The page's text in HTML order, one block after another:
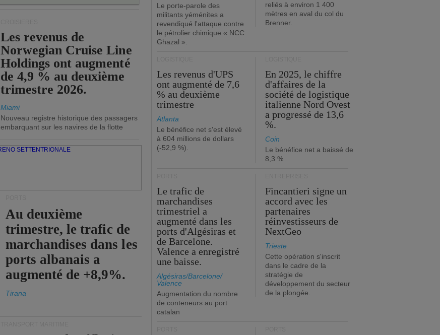
Les revenus de
Norwegian Cruise Line
Holdings ont augmenté
de 4,9 % au deuxième
trimestre 2026.
Miami
Nouveau registre historique des passagers
embarquant sur les navires de la flotte
Au deuxième
trimestre, le trafic de
marchandises dans les
ports albanais a
augmenté de +8,9%.
Tirana
Le porte-parole des
militants yéménites a
revendiqué l'attaque contre
le pétrolier chimique « NCC
Ghazal ».
reliés à environ 1 400
mètres en aval du col du
Brenner.
Les revenus d'UPS
ont augmenté de 7,6
% au deuxième
trimestre
Atlanta
Le bénéfice net s'est élevé
à 604 millions de dollars
(-52,9 %).
En 2025, le chiffre
d'affaires de la
société de logistique
italienne Nord Ovest
a progressé de 13,6
%.
Coin
Le bénéfice net a baissé de
8,3 %
Le trafic de
marchandises
trimestriel a
augmenté dans les
ports d'Algésiras et
de Barcelone.
Valence a enregistré
une baisse.
Algésiras/Barcelone/
Valence
Augmentation du nombre
de conteneurs au port
catalan
Fincantieri signe un
accord avec les
partenaires
réinvestisseurs de
NextGeo
Trieste
Cette opération s'inscrit
dans le cadre de la
stratégie de
développement du secteur
de la plongée.